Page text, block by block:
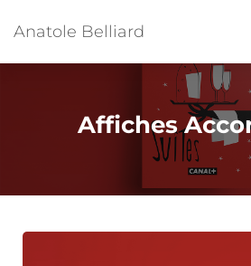
Anatole Belliard
Affiches